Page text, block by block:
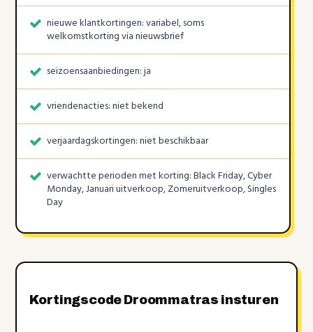
nieuwe klantkortingen: variabel, soms
welkomstkorting via nieuwsbrief
seizoensaanbiedingen: ja
vriendenacties: niet bekend
verjaardagskortingen: niet beschikbaar
verwachtte perioden met korting: Black Friday, Cyber
Monday, Januari uitverkoop, Zomeruitverkoop, Singles
Day
Kortingscode Droommatras insturen